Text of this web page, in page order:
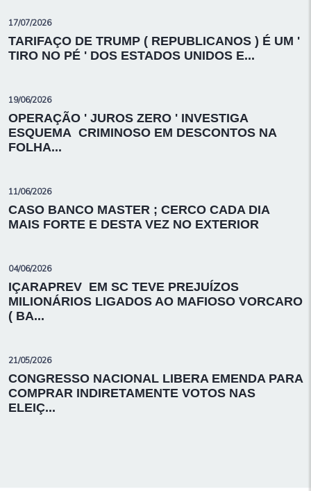
17/07/2026
TARIFAÇO DE TRUMP ( REPUBLICANOS ) É UM '
TIRO NO PÉ ' DOS ESTADOS UNIDOS E...
19/06/2026
OPERAÇÃO ' JUROS ZERO ' INVESTIGA
ESQUEMA CRIMINOSO EM DESCONTOS NA
FOLHA...
11/06/2026
CASO BANCO MASTER ; CERCO CADA DIA
MAIS FORTE E DESTA VEZ NO EXTERIOR
04/06/2026
IÇARAPREV EM SC TEVE PREJUÍZOS
MILIONÁRIOS LIGADOS AO MAFIOSO VORCARO
( BA...
21/05/2026
CONGRESSO NACIONAL LIBERA EMENDA PARA
COMPRAR INDIRETAMENTE VOTOS NAS
ELEIÇ...